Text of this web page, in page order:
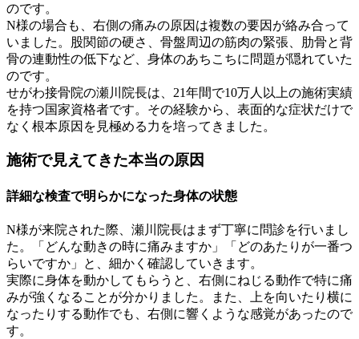
のです。
N様の場合も、右側の痛みの原因は複数の要因が絡み合って
いました。股関節の硬さ、骨盤周辺の筋肉の緊張、肋骨と背
骨の連動性の低下など、身体のあちこちに問題が隠れていた
のです。
せがわ接骨院の瀬川院長は、21年間で10万人以上の施術実績
を持つ国家資格者です。その経験から、表面的な症状だけで
なく根本原因を見極める力を培ってきました。
施術で見えてきた本当の原因
詳細な検査で明らかになった身体の状態
N様が来院された際、瀬川院長はまず丁寧に問診を行いまし
た。「どんな動きの時に痛みますか」「どのあたりが一番つ
らいですか」と、細かく確認していきます。
実際に身体を動かしてもらうと、右側にねじる動作で特に痛
みが強くなることが分かりました。また、上を向いたり横に
なったりする動作でも、右側に響くような感覚があったので
す。